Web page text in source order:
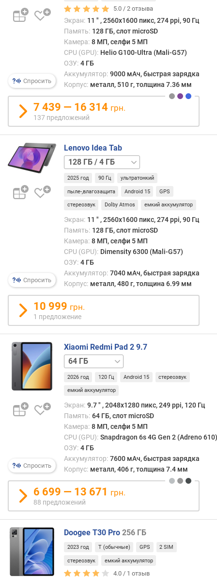
о
л
в
р
е
д
л
о
ж
н
и
о
н
а
л
ь
д
п
л
е
я
"
)
(
p
p
i
)
ч
а
с
т
о
Спросить
LTE
128 ГБ
6
ГБ128 ГБ
/
6
ГБ,
LTE256 ГБ
/
LTE256 ГБ
/
ОЗУ
4
ГБ256 ГБ
/
ОЗУ
8
ГБ
5.0 /2 отзыва
Экран: 11 ″ , 2560x1600 пикс, 274 ppi, 90 Гц
Память: 128 ГБ, слот microSD
Камера: 8 МП, селфи 5 МП
CPU (GPU): Helio G100-Ultra (Mali-G57)
ОЗУ: 4 ГБ
Аккумулятор: 9000 мАч, быстрая зарядка
Корпус: металл, 510 г, толщина 7.36 мм
7 439 — 16 314 грн.
137 предложений
Спросить
Lenovo Idea Tab
128 ГБ
/
ГБ128 ГБ
ГБ,
5G256 ГБ256 ГБ
/
5G
2025 год 90 Гц ультратонкий
пыле-,влагозащита Android 15 GPS
стереозвук Dolby Atmos емкий аккумулятор
Экран: 11 ″ , 2560x1600 пикс, 274 ppi, 90 Гц
Память: 128 ГБ, слот microSD
Камера: 8 МП, селфи 5 МП
CPU (GPU): Dimensity 6300 (Mali-G57)
ОЗУ: 4 ГБ
Аккумулятор: 7040 мАч, быстрая зарядка
Корпус: металл, 480 г, толщина 6.99 мм
10 999 грн.
1 предложение
Спросить
Xiaomi Redmi Pad 2 9.7
64 ГБ
/
LTE128 ГБ
128 ГБ
2026 год 120 Гц Android 15 стереозвук
емкий аккумулятор
Экран: 9.7 ″ , 2048x1280 пикс, 249 ppi, 120 Гц
Память: 64 ГБ, слот microSD
Камера: 8 МП, селфи 5 МП
CPU (GPU): Snapdragon 6s 4G Gen 2 (Adreno 610)
ОЗУ: 4 ГБ
Аккумулятор: 7600 мАч, быстрая зарядка
Корпус: металл, 406 г, толщина 7.4 мм
6 699 — 13 671 грн.
88 предложений
Doogee T30 Pro 256 ГБ
2023 год T (обычные) GPS 2 SIM
стереозвук емкий аккумулятор
4.0 / 1 отзыв